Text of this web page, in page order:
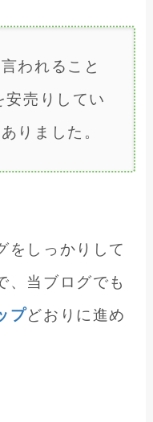
われること
安売りしてい
りました。
をしっかりして
、当ブログでも
プどおりに進め